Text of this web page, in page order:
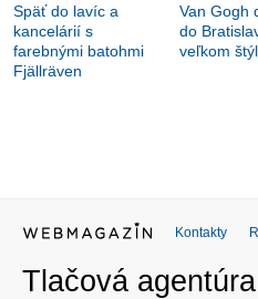
Späť do lavíc a
kancelárií s
farebnými batohmi
Fjällräven
Van Gogh
do
veľkom
Kontakty
Tlačová